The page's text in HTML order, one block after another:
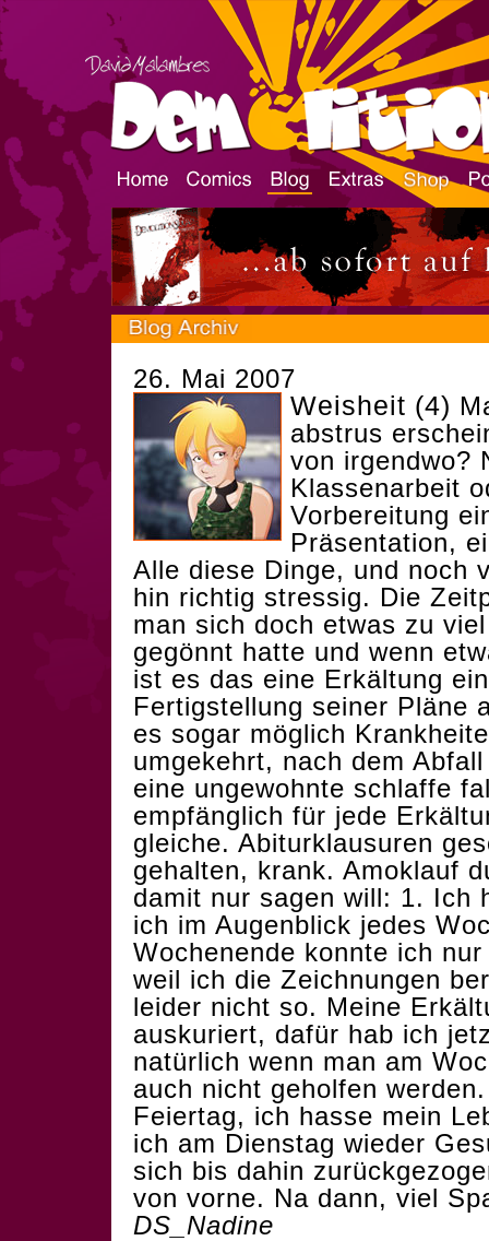
26. Mai 2007
Weisheit (4)
abstrus
von irgendwo?
Klassenarbeit
Vorbereitung
Präsentation,
Alle diese Dinge, und noch
hin richtig stressig. Die
man sich doch etwas zu
gegönnt hatte und wenn
ist es das eine Erkältung
Fertigstellung seiner Pläne
es sogar möglich
umgekehrt, nach dem
eine ungewohnte schlaffe
empfänglich für jede
gleiche. Abiturklausuren
gehalten, krank. Amoklauf
damit nur sagen will: 1. Ich
ich im Augenblick jedes
Wochenende konnte ich
weil ich die Zeichnungen
leider nicht so. Meine
auskuriert, dafür hab ich
natürlich wenn man am
auch nicht geholfen
Feiertag, ich hasse mein
ich am Dienstag wieder
sich bis dahin
von vorne. Na dann, viel
DS_Nadine